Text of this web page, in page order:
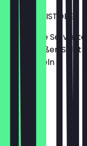
KNÖDELGEISTÖBER
Gebratene
einem großen
und Mandeln
14,90 €